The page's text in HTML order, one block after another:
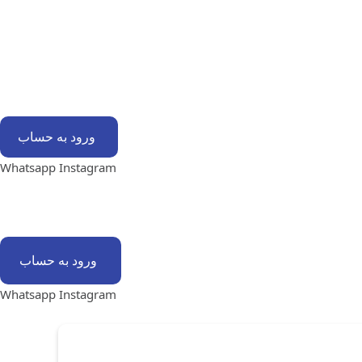
ورود به حساب
Whatsapp Instagram
ورود به حساب
Whatsapp Instagram